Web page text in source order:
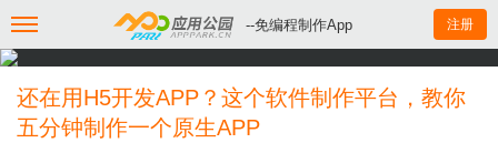
--免编程制作App 注册
还在用H5开发APP？这个软件制作平台，教你
五分钟制作一个原生APP